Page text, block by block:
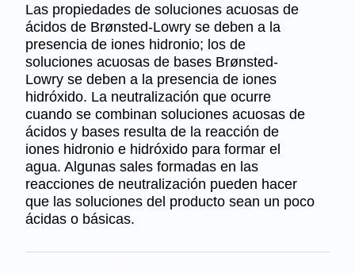
Las propiedades de soluciones acuosas de
ácidos de Brønsted-Lowry se deben a la
presencia de iones hidronio; los de
soluciones acuosas de bases Brønsted-
Lowry se deben a la presencia de iones
hidróxido. La neutralización que ocurre
cuando se combinan soluciones acuosas de
ácidos y bases resulta de la reacción de
iones hidronio e hidróxido para formar el
agua. Algunas sales formadas en las
reacciones de neutralización pueden hacer
que las soluciones del producto sean un poco
ácidas o básicas.